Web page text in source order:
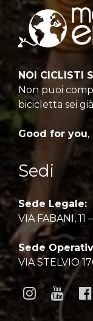
NOI CICLISTI
Non puoi
bicicletta sei
Good for you,
Sedi
Sede Legale:
VIA FABANI, 11
Sede
VIA STELVIO